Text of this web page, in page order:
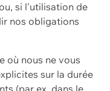
si l'utilisation de
nos obligations
où nous ne vous
sur la durée